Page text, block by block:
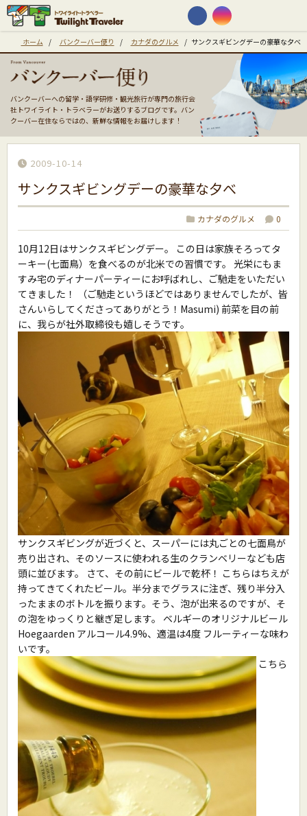
ホーム / バンクーバー便り / カナダのグルメ / サンクスギビングデーの豪華な夕べ
バンクーバーへの留学・語学研修・観光旅行が専門の旅行会
社トワイライト・トラベラーがお送りするブログです。バン
クーバー在住ならではの、新鮮な情報をお届けします！
2009-10-14
サンクスギビングデーの豪華な夕べ
カナダのグルメ 0
10月12日はサンクスギビングデー。 この日は家族そろってタ
ーキー(七面鳥）を食べるのが北米での習慣です。 光栄にもま
すみ宅のディナーパーティーにお呼ばれし、ご馳走をいただい
てきました！ （ご馳走というほどではありませんでしたが、皆
さんいらしてくださってありがとう！Masumi) 前菜を目の前
に、我らが社外取締役も嬉しそうです。
サンクスギビングが近づくと、スーパーには丸ごとの七面鳥が
売り出され、そのソースに使われる生のクランベリーなども店
頭に並びます。 さて、その前にビールで乾杯！ こちらはちえが
持ってきてくれたビール。半分までグラスに注ぎ、残り半分入
ったままのボトルを振ります。そう、泡が出来るのですが、そ
の泡をゆっくりと継ぎ足します。 ベルギーのオリジナルビール
Hoegaarden アルコール4.9%、適温は4度 フルーティーな味わ
いです。
こちら